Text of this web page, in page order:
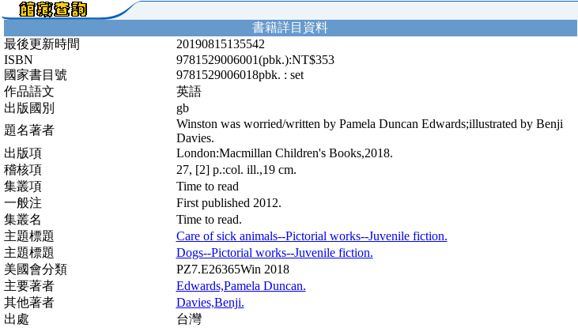
書籍詳目資料
最後更新時間
20190815135542
ISBN
9781529006001(pbk.):NT$353
國家書目號
9781529006018pbk. : set
作品語文
英語
出版國別
gb
題名著者
Winston was worried/written by Pamela Duncan Edwards;illustrated by Benji
Davies.
出版項
London:Macmillan Children's Books,2018.
稽核項
27, [2] p.:col. ill.,19 cm.
集叢項
Time to read
一般注
First published 2012.
集叢名
Time to read.
主題標題
Care of sick animals--Pictorial works--Juvenile fiction.
主題標題
Dogs--Pictorial works--Juvenile fiction.
美國會分類
PZ7.E26365Win 2018
主要著者
Edwards,Pamela Duncan.
其他著者
Davies,Benji.
出處
台灣